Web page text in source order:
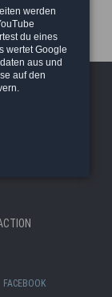
FACEBOOK
werden
du eines
wertet Google
aus und
auf den